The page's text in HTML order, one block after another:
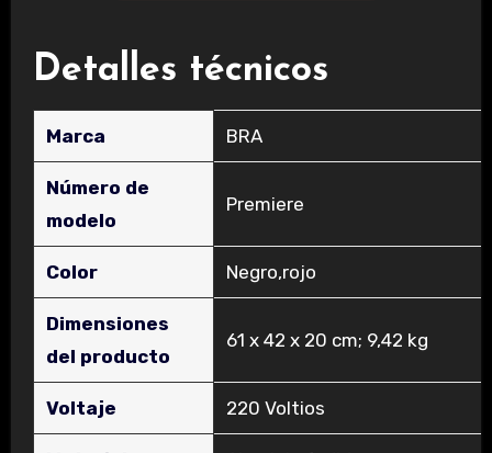
Detalles técnicos
Marca ‎BRA
Número de
modelo
‎Premiere
Color ‎Negro,rojo
Dimensiones
del producto
‎61 x 42 x 20 cm; 9,42 kg
Voltaje ‎220 Voltios